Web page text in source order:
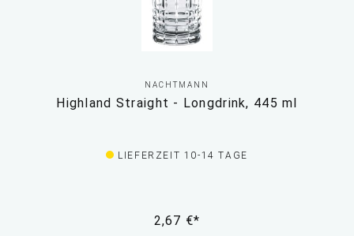
NACHTMANN
Highland Straight - Longdrink, 445 ml
LIEFERZEIT 10-14 TAGE
2,67 €*